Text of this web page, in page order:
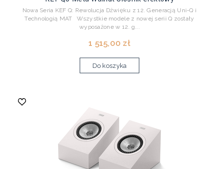
Nowa Seria KEF Q: Rewolucja Dźwięku z 12. Generacją Uni-Q i
Technologią MAT Wszystkie modele z nowej serii Q zostały
wyposażone w 12. g...
1 515,00 zł
Do koszyka